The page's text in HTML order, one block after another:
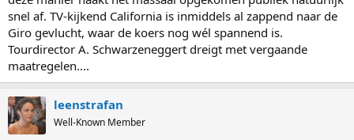
snel af. TV-kijkend California is inmiddels al zappend naar de
Giro gevlucht, waar de koers nog wél spannend is.
Tourdirector A. Schwarzeneggert dreigt met vergaande
maatregelen....
leenstrafan
Well-Known Member